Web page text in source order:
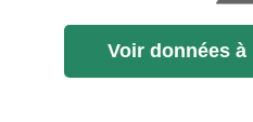
Voir données